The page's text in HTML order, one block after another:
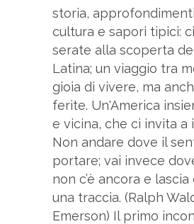
storia,
cultura e sapori tipici:
serate alla scoperta
Latina; un viaggio tra
gioia di vivere, ma
ferite. Un'America
e vicina, che ci invita a
Non andare dove il
portare; vai invece
non c’è ancora e
una traccia. (Ralph
Emerson) Il primo